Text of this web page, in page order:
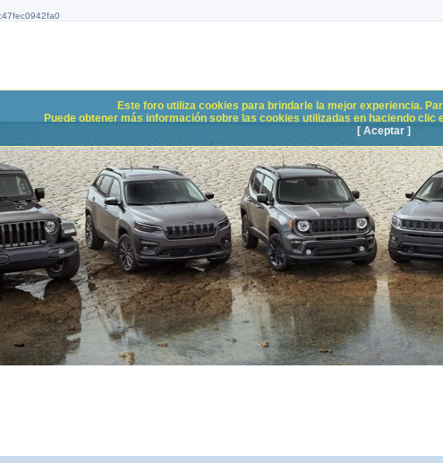
Este foro utiliza cookies para brindarle la mejor experiencia.
Puede obtener más información sobre las cookies utilizadas en haciendo
[ Aceptar ]